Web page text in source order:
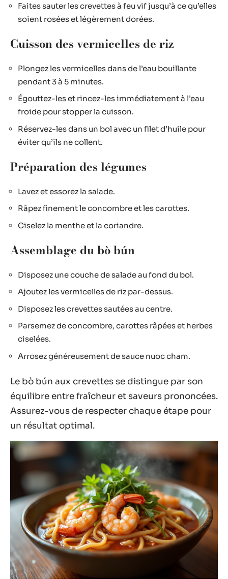
Faites sauter les crevettes à feu vif jusqu’à ce qu’elles
soient rosées et légèrement dorées.
Cuisson des vermicelles de riz
Plongez les vermicelles dans de l’eau bouillante
pendant 3 à 5 minutes.
Égouttez-les et rincez-les immédiatement à l’eau
froide pour stopper la cuisson.
Réservez-les dans un bol avec un filet d’huile pour
éviter qu’ils ne collent.
Préparation des légumes
Lavez et essorez la salade.
Râpez finement le concombre et les carottes.
Ciselez la menthe et la coriandre.
Assemblage du bò bún
Disposez une couche de salade au fond du bol.
Ajoutez les vermicelles de riz par-dessus.
Disposez les crevettes sautées au centre.
Parsemez de concombre, carottes râpées et herbes
ciselées.
Arrosez généreusement de sauce nuoc cham.
Le bò bún aux crevettes se distingue par son
équilibre entre fraîcheur et saveurs prononcées.
Assurez-vous de respecter chaque étape pour
un résultat optimal.